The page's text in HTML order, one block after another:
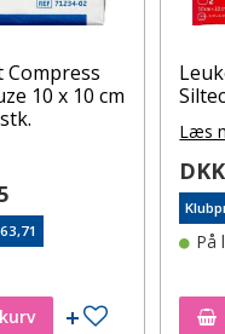
Compress
10 x 10 cm
Tilføj til
Læs
På